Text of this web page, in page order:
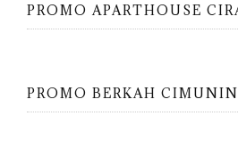
PROMO APARTHOUSE
PROMO BERKAH